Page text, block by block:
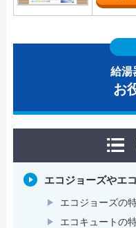
給湯
お
エコジョーズやエ
エコジョーズの
エコキュートの